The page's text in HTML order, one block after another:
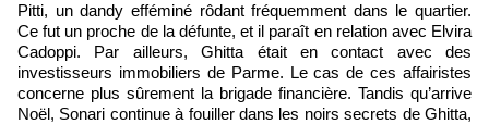
Pitti, un dandy efféminé rôdant fréquemment dans le quartier.
Ce fut un proche de la défunte, et il paraît en relation avec Elvira
Cadoppi. Par ailleurs, Ghitta était en contact avec des
investisseurs immobiliers de Parme. Le cas de ces affairistes
concerne plus sûrement la brigade financière. Tandis qu’arrive
Noël, Sonari continue à fouiller dans les noirs secrets de Ghitta,